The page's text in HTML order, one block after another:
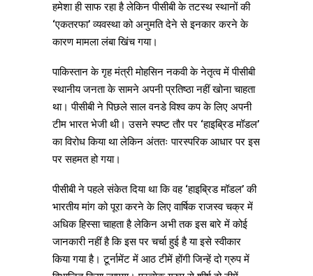
हमेशा ही साफ रहा है लेकिन पीसीबी के तटस्थ स्थानों की
‘एकतरफा’ व्यवस्था को अनुमति देने से इनकार करने के
कारण मामला लंबा खिंच गया।
पाकिस्तान के गृह मंत्री मोहसिन नकवी के नेतृत्व में पीसीबी
स्थानीय जनता के सामने अपनी प्रतिष्ठा नहीं खोना चाहता
था। पीसीबी ने पिछले साल वनडे विश्व कप के लिए अपनी
टीम भारत भेजी थी। उसने स्पष्ट तौर पर ‘हाइब्रिड मॉडल’
का विरोध किया था लेकिन अंततः पारस्परिक आधार पर इस
पर सहमत हो गया।
पीसीबी ने पहले संकेत दिया था कि वह ‘हाइब्रिड मॉडल’ की
भारतीय मांग को पूरा करने के लिए वार्षिक राजस्व चक्र में
अधिक हिस्सा चाहता है लेकिन अभी तक इस बारे में कोई
जानकारी नहीं है कि इस पर चर्चा हुई है या इसे स्वीकार
किया गया है। टूर्नामेंट में आठ टीमें होंगी जिन्हें दो ग्रुप में